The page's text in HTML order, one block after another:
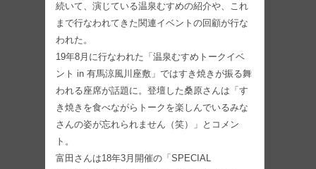
続いて、演じている温泉むすめの紹介や、これ
まで行なわれてきた関連イベントの回顧が行な
われた。
19年8月に行なわれた「温泉むすめトークイベ
ント in 有馬涼風川座敷」ではすき焼きが振る舞
われる座席が話題に。登壇した桑原さんは「す
き焼きを食べながらトークを楽しんでいるみな
さんの姿が忘れられません（笑）」とコメン
ト。
富田さんは18年3月開催の「SPECIAL